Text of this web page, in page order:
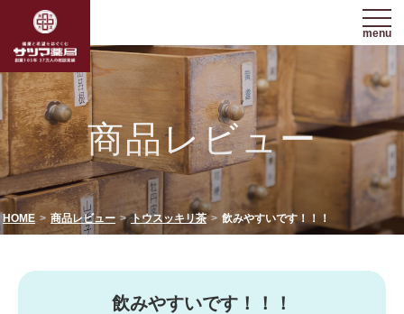
menu
商品レビュー
HOME 商品レビュー トウスッキリ茶 飲みやすいです！！！
飲みやすいです！！！